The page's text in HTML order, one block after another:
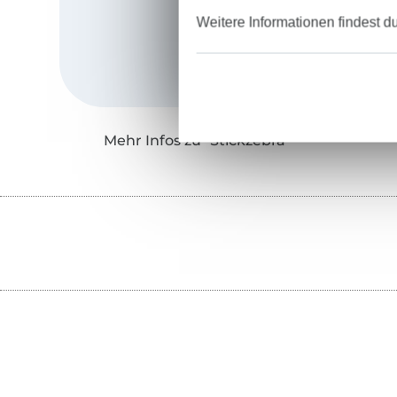
Mehr Infos zu "Stickzebra"
Weitere Informationen findest